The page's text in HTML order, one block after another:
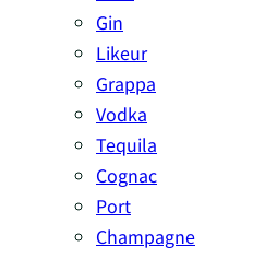
Gin
Likeur
Grappa
Vodka
Tequila
Cognac
Port
Champagne